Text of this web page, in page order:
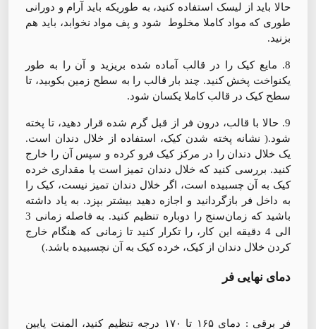
حالا باید از لیسک استفاده کنید، به طوریکه باید آرام و دورانى
طورى كه مواد کاملا مخلوط شود و پف مواد نخوابد، باید هم
بزنید.
8. مایع کیک را در قالب آماده شده بریزید و آن را به طور
یکنواخت پخش کنید. چند بار قالب را به سطح زمین بکوبید، تا
سطح کیک در قالب کاملا یکسان شود.
9. حالا با قالب، درون فر از قبل گرم شده قرار دهید، تا پخته
شود.( نشانه پخته شدن کیک، استفاده از خلال دندان است.
یک خلال دندان را در مرکز کیک فرو کرده و سپس آن را خارج
کنید. بررسی کنید که خلال دندان تمیز است یا مقداری خرده
کیک به آن چسبیده است، اگر خلال دندان تمیز نیست، کیک را
به داخل فر بازگردانید و اجازه دهید بیشتر بپزد. به یاد داشته
باشید که زمان‌سنج را دوباره تنظیم کنید. به فاصله زمانی 3
الی 4 دقیقه این کار، را تکرار کنید تا زمانی که هنگام خارج
کردن خلال دندان از کیک، خرده کیک به آن نچسبیده باشد.)
دمای نهایی فر
فر برقی : دمای ۱۶۵ تا ۱۷۰ درجه تنظیم کنید، المنت پایین